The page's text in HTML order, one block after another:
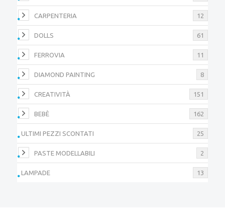
CARPENTERIA 12
DOLLS 61
FERROVIA 11
DIAMOND PAINTING 8
CREATIVITÀ 151
BEBÈ 162
ULTIMI PEZZI SCONTATI 25
PASTE MODELLABILI 2
LAMPADE 13